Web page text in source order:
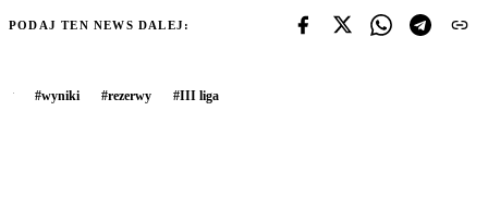
PODAJ TEN NEWS DALEJ:
#wyniki #rezerwy #III liga